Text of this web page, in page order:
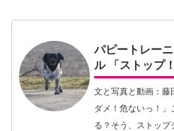
パピートレー
ル 「ストップ
文と写真と動画：藤
ダメ！危ないっ！
る？そう、ストップ